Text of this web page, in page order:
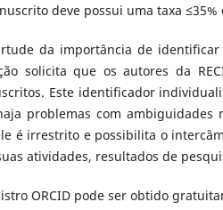
deve possui uma taxa
da importância de
solicita que os autores da
Este identificador
problemas com ambiguidades
é irrestrito e possibilita o
atividades, resultados de
ORCID pode ser obtido